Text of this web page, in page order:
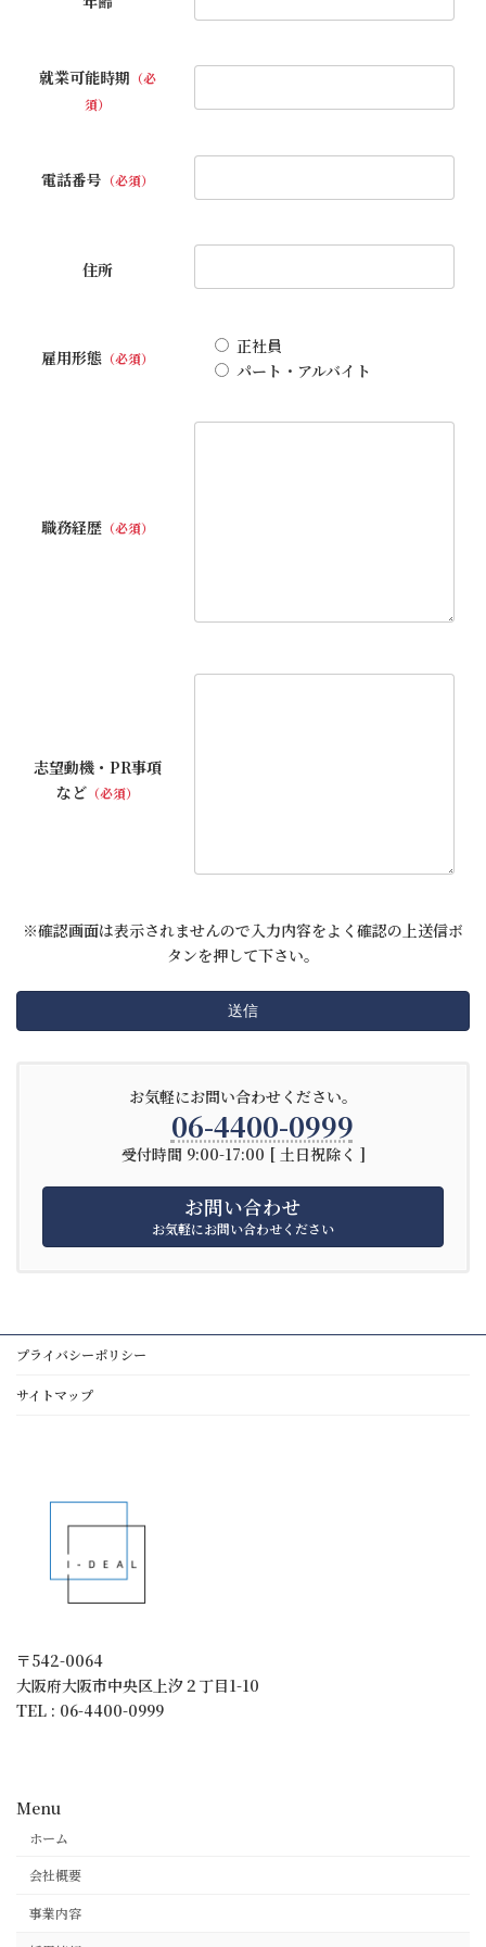
就業可能時期 （必
須）
電話番号 （必須）
住所
雇用形態 （必須）
正社員
パート・アルバイト
職務経歴 （必須）
志望動機・PR事項
など （必須）
※確認画面は表示されませんので入力内容をよく確認の上送信ボ
タンを押して下さい。
お気軽にお問い合わせください。
06-4400-0999
受付時間 9:00-17:00 [ 土日祝除く ]
お問い合わせ
お気軽にお問い合わせください
プライバシーポリシー
サイトマップ
〒542-0064
大阪府大阪市中央区上汐２丁目1-10
TEL : 06-4400-0999
Menu
ホーム
会社概要
事業内容